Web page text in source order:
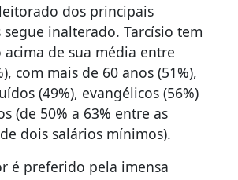
dos principais
segue inalterado. Tarcísio tem
acima de sua média entre
com mais de 60 anos (51%),
(49%), evangélicos (56%)
(de 50% a 63% entre as
dois salários mínimos).
é preferido pela imensa